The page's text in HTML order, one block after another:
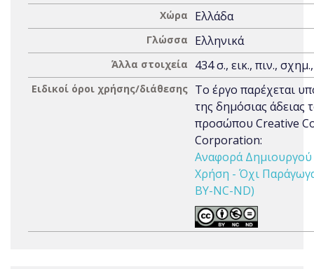
Χώρα Ελλάδα
Γλώσσα Ελληνικά
Άλλα στοιχεία 434 σ., εικ., πιν.,
Ειδικοί όροι χρήσης/διάθεσης Το έργο παρέχεται
της δημόσιας άδειας
προσώπου Creative
Corporation:
Αναφορά
Χρήση - Όχι
BY-NC-ND)